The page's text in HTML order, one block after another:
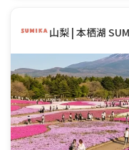
山梨 | 本栖湖